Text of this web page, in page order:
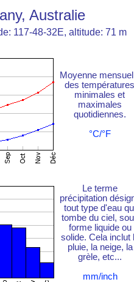
Australie
117-48-32E, altitude: 71 m
Moyenne
des températures
minimales et
maximales
quotidiennes.
°C/°F
Le terme
précipitation
tout type d'eau
tombe du ciel,
forme liquide ou
solide. Cela inclut
pluie, la neige, la
grèle, etc...
mm/inch